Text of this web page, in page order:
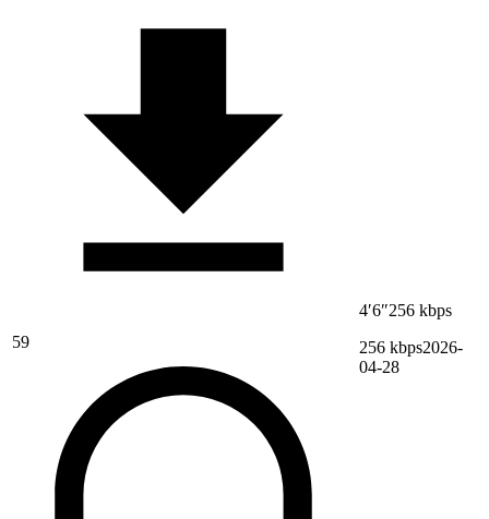
59
4′6″256 kbps
256 kbps2026-
04-28